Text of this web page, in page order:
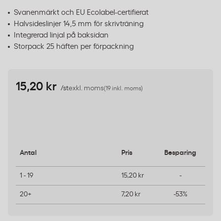
Svanenmärkt och EU Ecolabel-certifierat
Halvsideslinjer 14,5 mm för skrivträning
Integrerad linjal på baksidan
Storpack 25 häften per förpackning
15,20 kr /stexkl. moms(19 inkl. moms)
Antal Pris Besparing
1 - 19 15,20 kr -
20+ 7,20 kr -53%